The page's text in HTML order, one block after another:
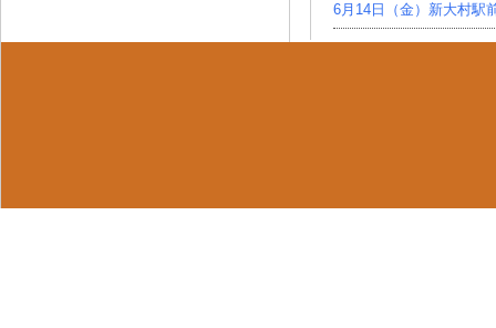
6月14日（金）新大村駅